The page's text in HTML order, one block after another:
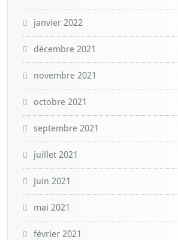
janvier 2022
décembre 2021
novembre 2021
octobre 2021
septembre 2021
juillet 2021
juin 2021
mai 2021
février 2021